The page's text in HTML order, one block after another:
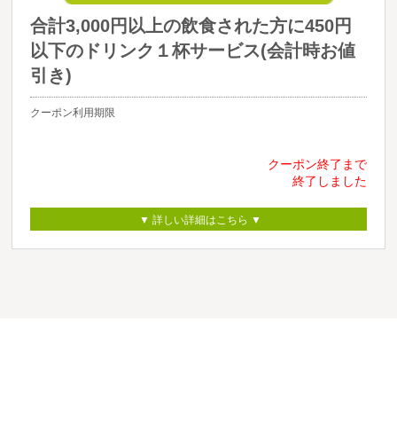
合計3,000円以上の飲食された方に450円
以下のドリンク１杯サービス(会計時お値
引き)
クーポン利用期限
クーポン終了まで
終了しました
▼ 詳しい詳細はこちら ▼